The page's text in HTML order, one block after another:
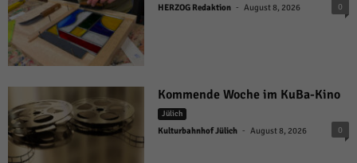
HERZOG Redaktion - August 8, 2026 0
Kommende Woche im KuBa-Kino
Jülich
Kulturbahnhof Jülich - August 8, 2026 0